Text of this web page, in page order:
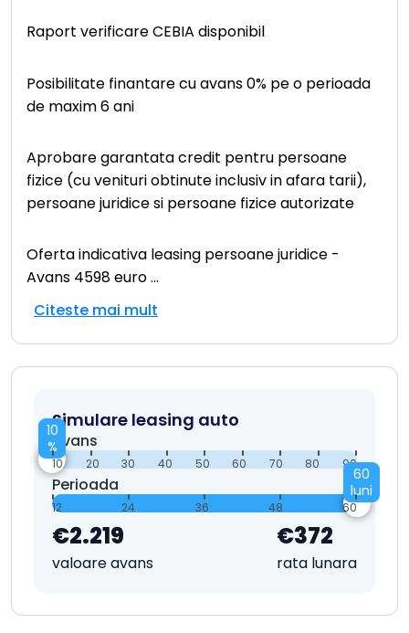
Raport verificare CEBIA disponibil
Posibilitate finantare cu avans 0% pe o perioada
de maxim 6 ani
Aprobare garantata credit pentru persoane
fizice (cu venituri obtinute inclusiv in afara tarii),
persoane juridice si persoane fizice autorizate
Oferta indicativa leasing persoane juridice -
Avans 4598 euro...
Citeste mai mult
Simulare leasing auto
Avans
10
%
10 20 30 40 50 60 70 80 90
Perioada
60
luni
12 24 36 48 60
€2.219
valoare avans
€372
rata lunara